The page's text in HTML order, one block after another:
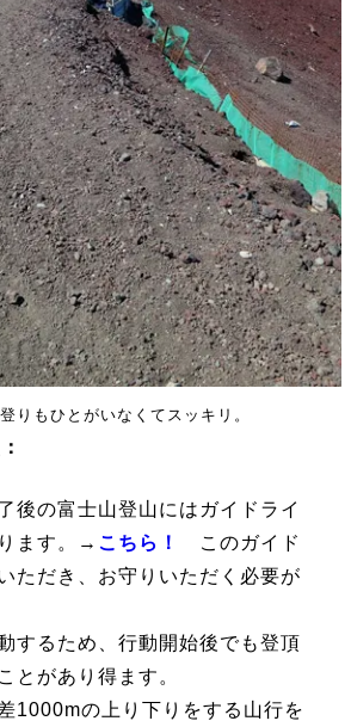
りもひとがいなくてスッキリ。
後の富士山登山にはガイドライ
ます。→ こちら！
このガイド
ただき、お守りいただく必要が
するため、行動開始後でも登頂
とがあり得ます。
1000mの上り下りをする山行を